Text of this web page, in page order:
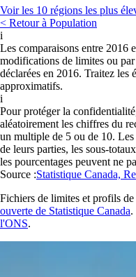
Voir les 10 régions les plus
< Retour à Population
i
Les comparaisons entre 2016
modifications de limites ou
déclarées en 2016. Traitez les
approximatifs.
i
Pour protéger la
aléatoirement les chiffres du
un multiple de 5 ou de 10.
de leurs parties, les sous-
les pourcentages peuvent ne
Source :Statistique Canada,
Fichiers de limites et profils de
ouverte de Statistique Canada.
l'ONS.